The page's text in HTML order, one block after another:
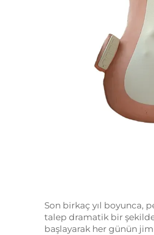
Son birkaç yıl boyunca,
talep dramatik bir
başlayarak her günün